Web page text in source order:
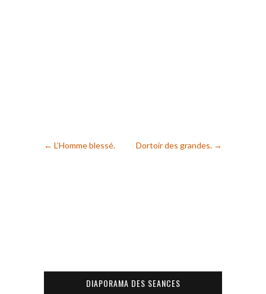
← L’Homme blessé. Dortoir des grandes. →
DIAPORAMA DES SEANCES